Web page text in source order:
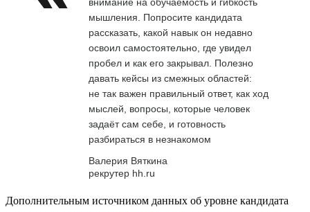
мышления. Попросите кандидата
рассказать, какой навык он недавно
освоил самостоятельно, где увидел
пробел и как его закрывал. Полезно
давать кейсы из смежных областей:
не так важен правильный ответ, как ход
мыслей, вопросы, которые человек
задаёт сам себе, и готовность
разбираться в незнакомом
Валерия Вяткина
рекрутер hh.ru
Дополнительным источником данных об уровне кандидата